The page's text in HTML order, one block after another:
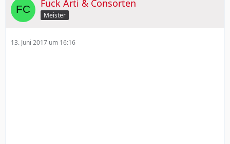
Fuck Arti & Consorten
Meister
13. Juni 2017 um 16:16